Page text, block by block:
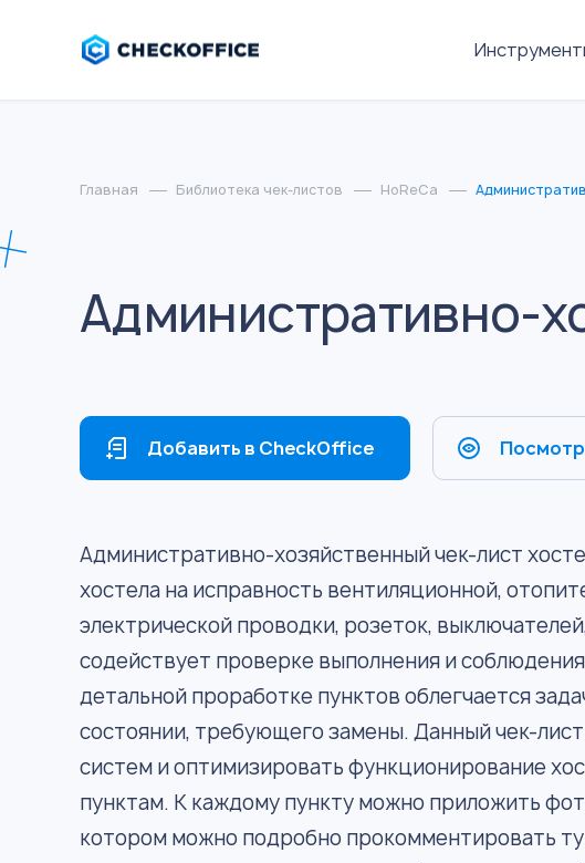
Главная Библиотека чек-листов HoReCa
Административно-
Добавить в CheckOffice
Административно-хозяйственный чек-лист
хостела на исправность вентиляционной,
электрической проводки, розеток,
содействует проверке выполнения и
детальной проработке пунктов облегчается
состоянии, требующего замены. Данный чек-
систем и оптимизировать функционирование
пунктам. К каждому пункту можно приложить
котором можно подробно прокомментировать